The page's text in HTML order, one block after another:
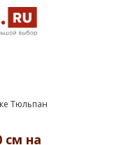
Тюльпан
см на